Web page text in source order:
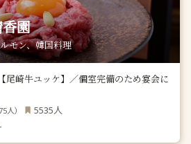
園
モン、韓国料理
尾崎牛ユッケ】／個室完備のため宴会に
人） 5535人
-